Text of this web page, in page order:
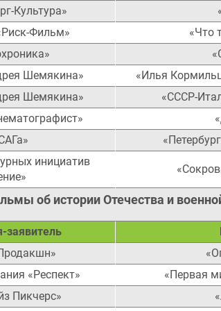
Культура»
Фильм»
«Что
Шемякина»
«Илья
Шемякина»
«СССР-
инициатив
об истории Отечества и
заявитель
«Респект»
«Первая
Пикчерс»